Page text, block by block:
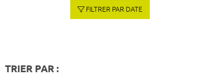
FILTRER PAR DATE
TRIER PAR :